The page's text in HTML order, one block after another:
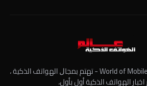
عالم الهواتف الذكية World of Mobile - ﺗﻬﺘﻢ ﺑﻤﺠﺎﻝ الهواتف الذكية ،
الهواتف الذكية أول بأول،